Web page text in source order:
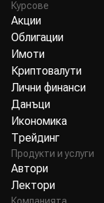
Курсове
Акции
Облигации
Имоти
Криптовалути
Лични финанси
Данъци
Икономика
Трейдинг
Продукти и услуги
Автори
Лектори